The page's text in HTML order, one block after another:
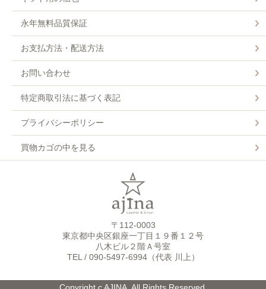
永年無料品質保証
お支払方法・配送方法
お問い合わせ
特定商取引法に基づく表記
プライバシーポリシー
買物カゴの中を見る
〒112-0003
東京都中央区銀座一丁目１９番１２号
八木ビル２階Ａ号室
TEL / 090-5497-6994（代表 川上）